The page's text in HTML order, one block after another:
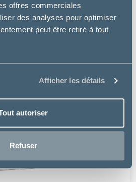
offres commerciales
des analyses pour optimiser
peut être retiré à tout
Afficher les détails
autoriser
Refuser